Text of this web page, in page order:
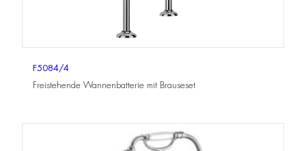
F5084/4
Freistehende Wannenbatterie mit Brauseset